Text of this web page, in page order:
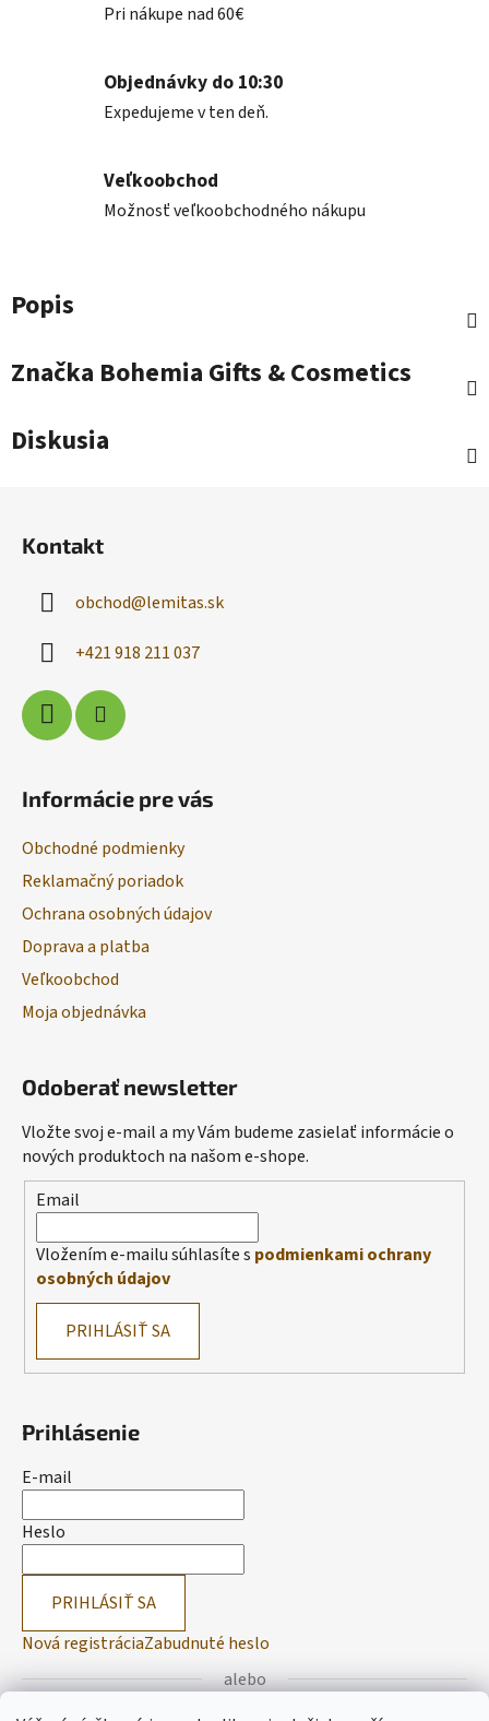
Pri nákupe nad 60€
Objednávky do 10:30
Expedujeme v ten deň.
Veľkoobchod
Možnosť veľkoobchodného nákupu
Popis
Značka Bohemia Gifts & Cosmetics
Diskusia
Kontakt
obchod@lemitas.sk
+421 918 211 037
Informácie pre vás
Obchodné podmienky
Reklamačný poriadok
Ochrana osobných údajov
Doprava a platba
Veľkoobchod
Moja objednávka
Odoberať newsletter
Vložte svoj e-mail a my Vám budeme zasielať informácie o
nových produktoch na našom e-shope.
Email
Vložením e-mailu súhlasíte s podmienkami ochrany
osobných údajov
PRIHLÁSIŤ SA
Prihlásenie
E-mail
Heslo
PRIHLÁSIŤ SA
Nová registráciaZabudnuté heslo
alebo